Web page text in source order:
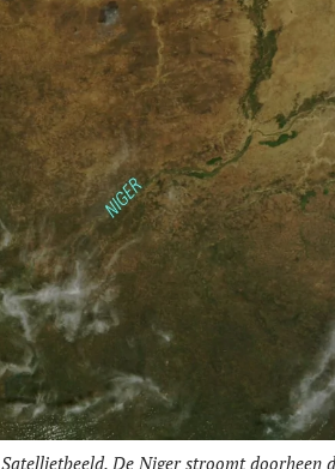
Satellietbeeld. De Niger stroomt doorheen